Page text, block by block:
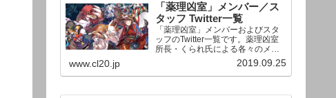
「薬理凶室」メンバー／ス
タッフ Twitter一覧
「薬理凶室」メンバーおよびスタ
ッフのTwitter一覧です。薬理凶室
所長・くられ氏による各々のメン
バーの一言紹介付き。Twitterへの
リンクの下にあるフォローボタン
を押すとそのままフォローできま
www.cl20.jp 2019.09.25